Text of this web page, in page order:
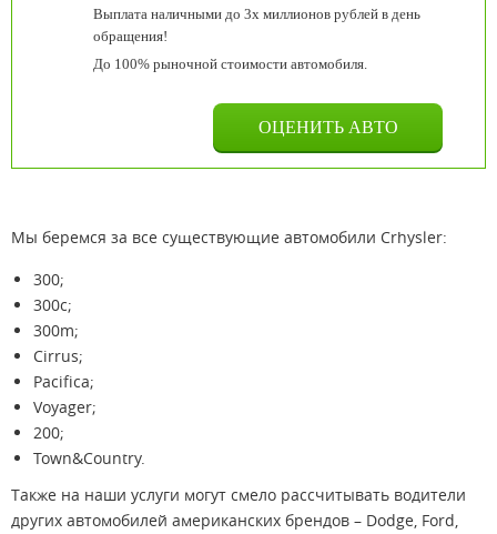
Выплата наличными до 3х миллионов рублей в день
обращения!
До 100% рыночной стоимости автомобиля.
Мы беремся за все существующие автомобили Crhysler:
300;
300c;
300m;
Cirrus;
Pacifica;
Voyager;
200;
Town&Country.
Также на наши услуги могут смело рассчитывать водители
других автомобилей американских брендов – Dodge, Ford,